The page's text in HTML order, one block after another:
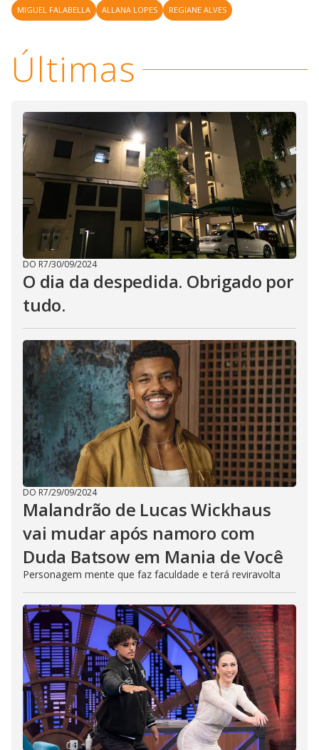
MIGUEL FALABELLA
ALLANA LOPES REGIANE ALVES
Últimas
DO R7/30/09/2024
O dia da despedida. Obrigado por
tudo.
DO R7/29/09/2024
Malandrão de Lucas Wickhaus
vai mudar após namoro com
Duda Batsow em Mania de Você
Personagem mente que faz faculdade e terá reviravolta